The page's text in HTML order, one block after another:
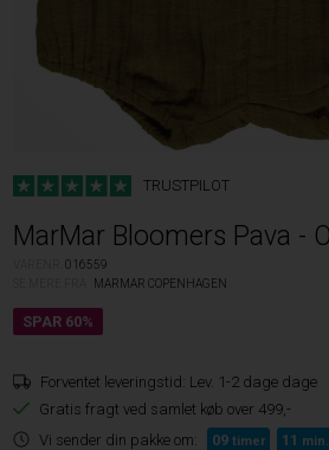
TRUSTPILOT
MarMar Bloomers Pava -
VARENR.016559
MARMAR COPENHAGEN
Forventet leveringstid: Lev. 1-2 dage dage
Gratis fragt ved samlet køb over 499,-
Vi sender din pakke om:
09 timer 11 min.